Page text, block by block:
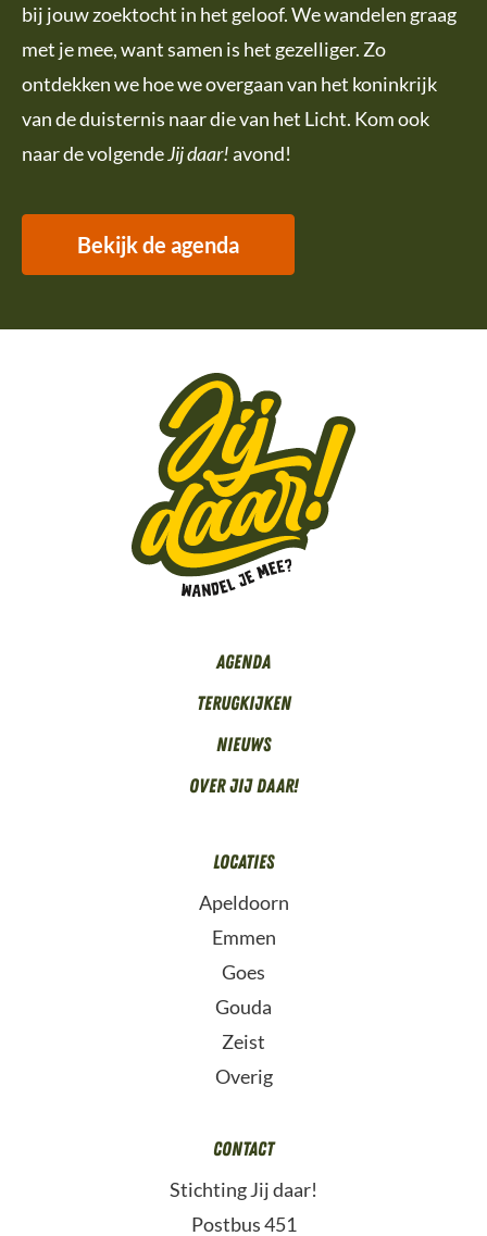
bij jouw zoektocht in het geloof. We wandelen graag
met je mee, want samen is het gezelliger. Zo
ontdekken we hoe we overgaan van het koninkrijk
van de duisternis naar die van het Licht. Kom ook
naar de volgendeJij daar!avond!
Bekijk de agenda
Agenda
Terugkijken
Nieuws
Over Jij daar!
Locaties
Apeldoorn
Emmen
Goes
Gouda
Zeist
Overig
Contact
Stichting Jij daar!
Postbus 451